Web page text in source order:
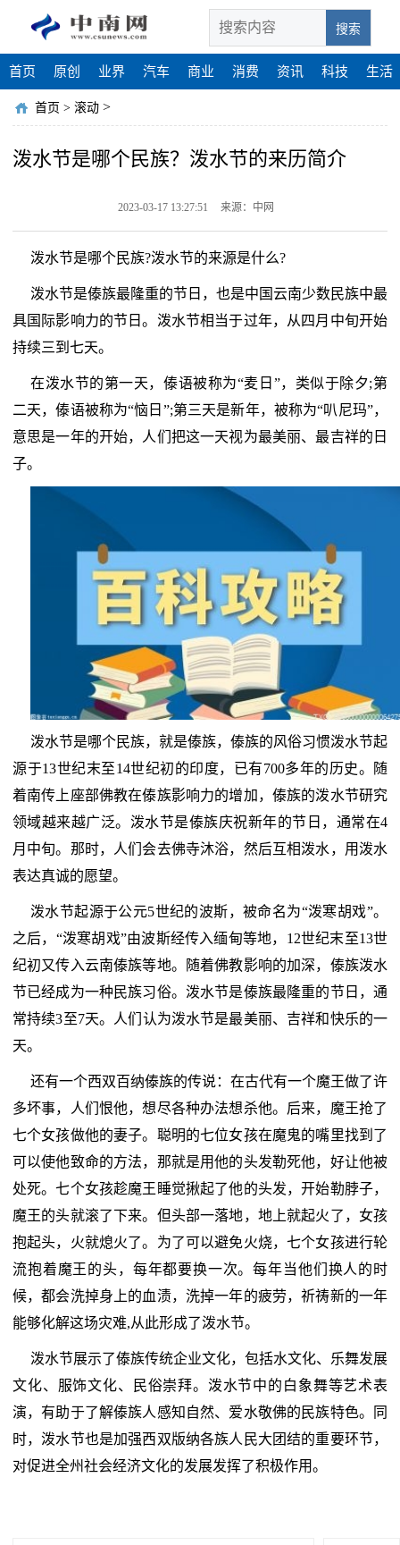
搜索
首页 原创 业界 汽车 商业 消费 资讯 科技 生活
首页 > 滚动 >
泼水节是哪个民族？泼水节的来历简介
2023-03-17 13:27:51 来源：中网
泼水节是哪个民族?泼水节的来源是什么?
泼水节是傣族最隆重的节日，也是中国云南少数民族中最
具国际影响力的节日。泼水节相当于过年，从四月中旬开始
持续三到七天。
在泼水节的第一天，傣语被称为“麦日”，类似于除夕;第
二天，傣语被称为“恼日”;第三天是新年，被称为“叭尼玛”，
意思是一年的开始，人们把这一天视为最美丽、最吉祥的日
子。
泼水节是哪个民族，就是傣族，傣族的风俗习惯泼水节起
源于13世纪末至14世纪初的印度，已有700多年的历史。随
着南传上座部佛教在傣族影响力的增加，傣族的泼水节研究
领域越来越广泛。泼水节是傣族庆祝新年的节日，通常在4
月中旬。那时，人们会去佛寺沐浴，然后互相泼水，用泼水
表达真诚的愿望。
泼水节起源于公元5世纪的波斯，被命名为“泼寒胡戏”。
之后，“泼寒胡戏”由波斯经传入缅甸等地，12世纪末至13世
纪初又传入云南傣族等地。随着佛教影响的加深，傣族泼水
节已经成为一种民族习俗。泼水节是傣族最隆重的节日，通
常持续3至7天。人们认为泼水节是最美丽、吉祥和快乐的一
天。
还有一个西双百纳傣族的传说：在古代有一个魔王做了许
多坏事，人们恨他，想尽各种办法想杀他。后来，魔王抢了
七个女孩做他的妻子。聪明的七位女孩在魔鬼的嘴里找到了
可以使他致命的方法，那就是用他的头发勒死他，好让他被
处死。七个女孩趁魔王睡觉揪起了他的头发，开始勒脖子，
魔王的头就滚了下来。但头部一落地，地上就起火了，女孩
抱起头，火就熄火了。为了可以避免火烧，七个女孩进行轮
流抱着魔王的头，每年都要换一次。每年当他们换人的时
候，都会洗掉身上的血渍，洗掉一年的疲劳，祈祷新的一年
能够化解这场灾难,从此形成了泼水节。
泼水节展示了傣族传统企业文化，包括水文化、乐舞发展
文化、服饰文化、民俗崇拜。泼水节中的白象舞等艺术表
演，有助于了解傣族人感知自然、爱水敬佛的民族特色。同
时，泼水节也是加强西双版纳各族人民大团结的重要环节，
对促进全州社会经济文化的发展发挥了积极作用。